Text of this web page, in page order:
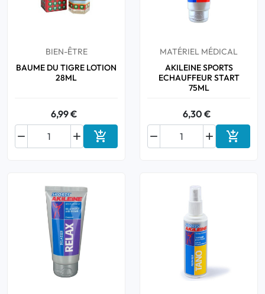
BIEN-ÊTRE
BAUME DU TIGRE LOTION
28ML
6,99 €

 Ajouter au panier
MATÉRIEL MÉDICAL
AKILEINE SPORTS
ECHAUFFEUR START
75ML
6,30 €

 